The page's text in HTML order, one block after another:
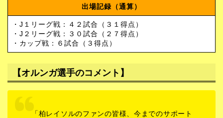
出場記録（通算）
・J１リーグ戦：４２試合（３１得点）
・J２リーグ戦：３０試合（２７得点）
・カップ戦：６試合（３得点）
【オルンガ選手のコメント】
「柏レイソルのファンの皆様、今までのサポート